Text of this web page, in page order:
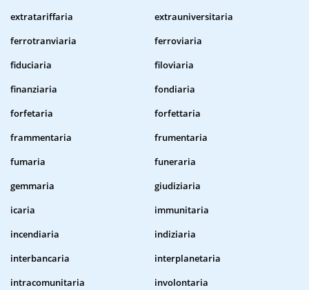
extratariffaria
extrauniversitaria
ferrotranviaria
ferroviaria
fiduciaria
filoviaria
finanziaria
fondiaria
forfetaria
forfettaria
frammentaria
frumentaria
fumaria
funeraria
gemmaria
giudiziaria
icaria
immunitaria
incendiaria
indiziaria
interbancaria
interplanetaria
intracomunitaria
involontaria